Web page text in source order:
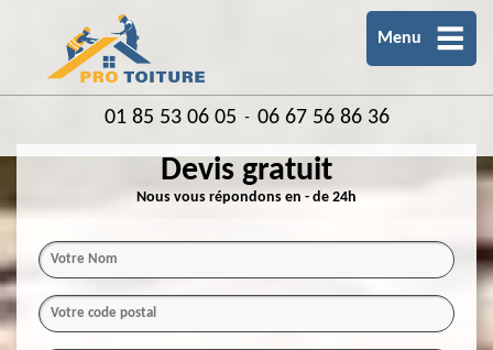
Menu
01 85 53 06 05 - 06 67 56 86 36
Devis gratuit
Nous vous répondons en - de 24h